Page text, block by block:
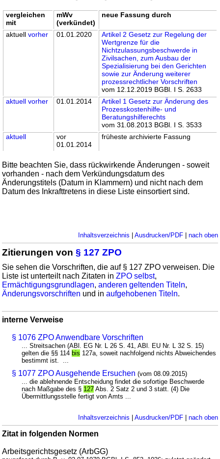
vergleichen
mit
mWv
(verkündet)
neue Fassung durch
aktuellvorher 01.01.2020
Artikel 2 Gesetz zur Regelung der
Wertgrenze für die
Nichtzulassungsbeschwerde in
Zivilsachen, zum Ausbau der
Spezialisierung bei den Gerichten
sowie zur Änderung weiterer
prozessrechtlicher Vorschriften
vom 12.12.2019 BGBl. I S. 2633
aktuell vorher 01.01.2014
Artikel 1 Gesetz zur Änderung des
Prozesskostenhilfe- und
Beratungshilferechts
vom 31.08.2013 BGBl. I S. 3533
aktuell
vor
01.01.2014
früheste archivierte Fassung
Bitte beachten Sie, dass rückwirkende Änderungen - soweit
vorhanden - nach dem Verkündungsdatum des
Änderungstitels (Datum in Klammern) und nicht nach dem
Datum des Inkrafttretens in diese Liste einsortiert sind.
Inhaltsverzeichnis | Ausdrucken/PDF| nach oben
Zitierungen von§ 127 ZPO
Sie sehen die Vorschriften, die auf § 127 ZPO verweisen. Die
Liste ist unterteilt nach Zitaten inZPO selbst,
Ermächtigungsgrundlagen,anderen geltenden Titeln,
Änderungsvorschriften und inaufgehobenen Titeln.
interne Verweise
§ 1076 ZPO Anwendbare Vorschriften
... Streitsachen (ABl. EG Nr. L 26 S. 41, ABl. EU Nr. L 32 S. 15)
gelten die §§ 114bis 127a, soweit nachfolgend nichts Abweichendes
bestimmt ist. ...
§ 1077 ZPO Ausgehende Ersuchen (vom 08.09.2015)
... die ablehnende Entscheidung findet die sofortige Beschwerde
nach Maßgabe des § 127 Abs. 2 Satz 2 und 3 statt. (4) Die
Übermittlungsstelle fertigt von Amts ...
Inhaltsverzeichnis | Ausdrucken/PDF| nach oben
Zitat in folgenden Normen
Arbeitsgerichtsgesetz (ArbGG)